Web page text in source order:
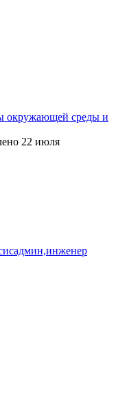
окружающей среды и
22 июля